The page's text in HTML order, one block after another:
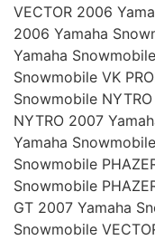
VECTOR 2006
2006 Yamaha
Yamaha
Snowmobile VK
Snowmobile
NYTRO 2007
Yamaha
Snowmobile
Snowmobile
GT 2007 Yamaha
Snowmobile